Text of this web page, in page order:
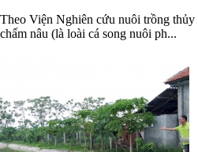
Theo Viện Nghiên cứu nuôi trồng thủy
chấm nâu (là loài cá song nuôi ph...